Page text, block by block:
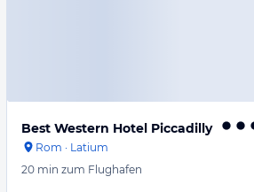
Best Western Hotel Piccadilly
Rom · Latium
20 min zum Flughafen